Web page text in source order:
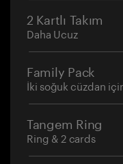
2 Kartlı Takım
Daha Ucuz
Family Pack
İki soğuk cüzdan
Tangem Ring
Ring & 2 cards